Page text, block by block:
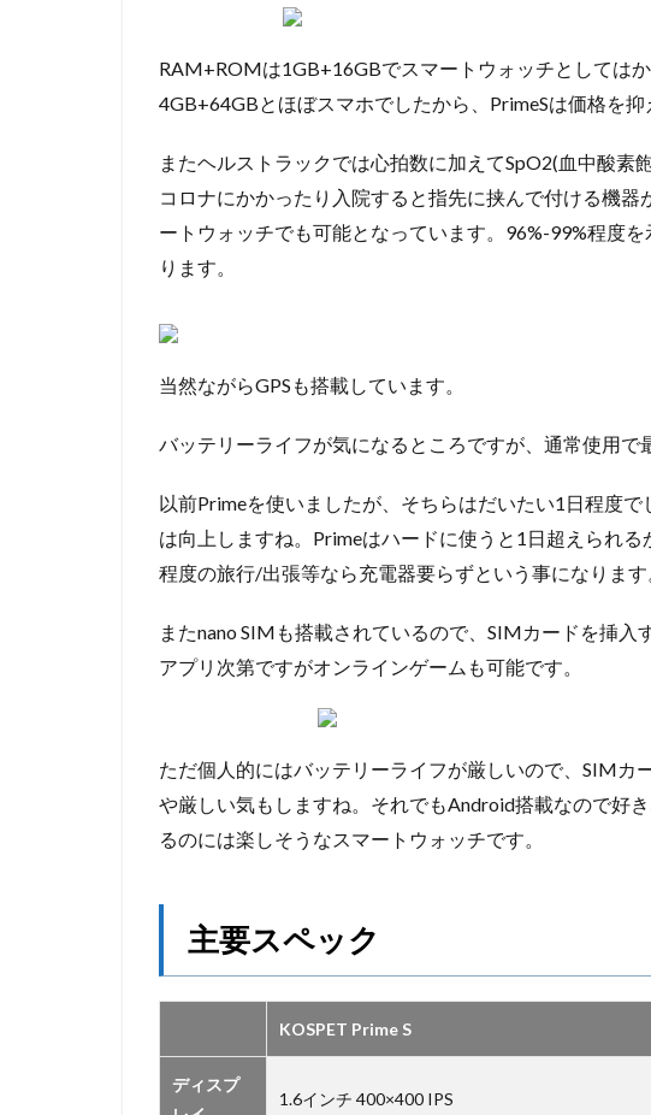
RAM+ROMは1GB+16GBでスマートウォッチとしては
4GB+64GBとほぼスマホでしたから、PrimeSは価格を抑
またヘルストラックでは心拍数に加えてSpO2(血中酸素
コロナにかかったり入院すると指先に挟んで付ける機
ートウォッチでも可能となっています。96%-99%程度
ります。
当然ながらGPSも搭載しています。
バッテリーライフが気になるところですが、通常使用で
以前Primeを使いましたが、そちらはだいたい1日程度
は向上しますね。Primeはハードに使うと1日超えられ
程度の旅行/出張等なら充電器要らずという事になります
またnano SIMも搭載されているので、SIMカードを挿入
アプリ次第ですがオンラインゲームも可能です。
ただ個人的にはバッテリーライフが厳しいので、SIMカ
や厳しい気もしますね。それでもAndroid搭載なので好
るのには楽しそうなスマートウォッチです。
主要スペック
KOSPET Prime S
ディスプ
1.6インチ 400×400 IPS